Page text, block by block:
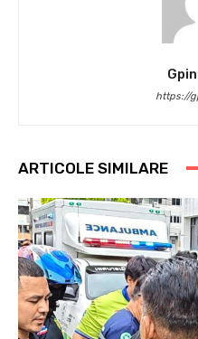
https://
ARTICOLE SIMILARE